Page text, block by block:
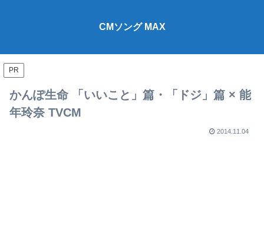
CMソング MAX
PR
かんぽ生命 「いいこと」篇・「ドジ」篇 × 能
年玲奈 TVCM
2014.11.04